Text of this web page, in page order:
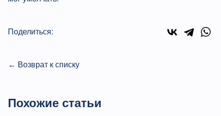
Поделиться:
← Возврат к списку
Похожие статьи